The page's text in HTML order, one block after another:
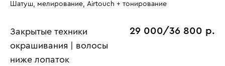
Шатуш, мелирование, Airtouch + тонирование
Закрытые техники
окрашивания | волосы
ниже лопаток
29 000/36 800 р.